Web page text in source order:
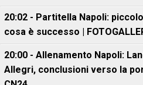
20:02 - Partitella Napoli:
cosa è successo |
20:00 - Allenamento Napoli:
Allegri, conclusioni verso la